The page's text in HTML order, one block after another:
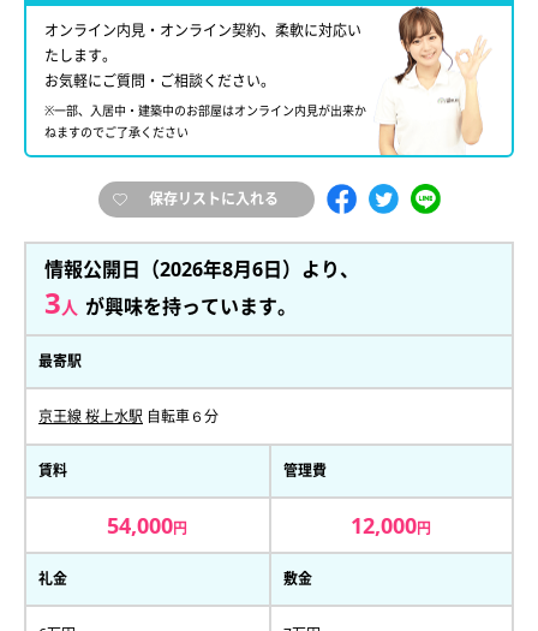
オンライン内見・オンライン契約、柔軟に対応い
たします。
お気軽にご質問・ご相談ください。
※一部、入居中・建築中のお部屋はオンライン内見が出来か
ねますのでご了承ください
保存リストに入れる
情報公開日（2026年8月6日）より、
3人 が興味を持っています。
最寄駅
京王線 桜上水駅 自転車６分
賃料
54,000円
管理費
12,000円
礼金 敷金